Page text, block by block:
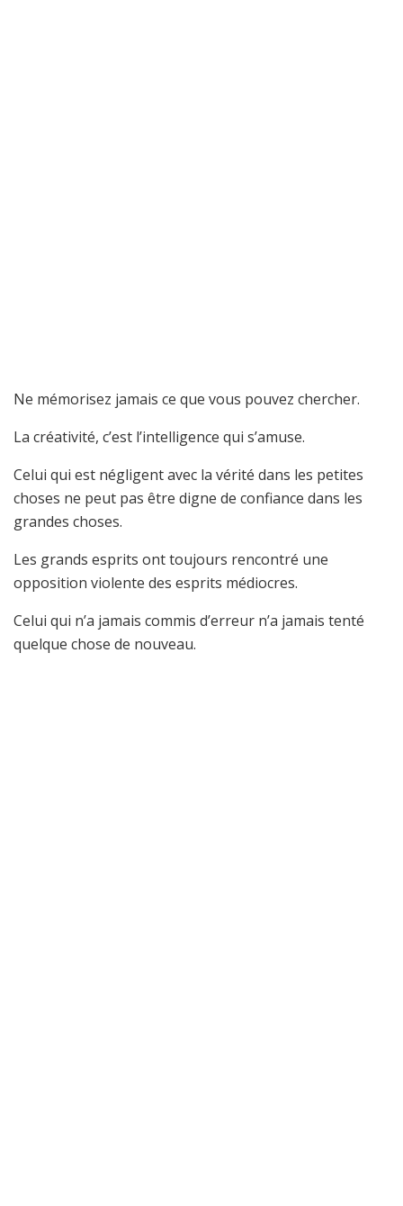
Ne mémorisez jamais ce que vous pouvez chercher.
La créativité, c’est l’intelligence qui s’amuse.
Celui qui est négligent avec la vérité dans les petites
choses ne peut pas être digne de confiance dans les
grandes choses.
Les grands esprits ont toujours rencontré une
opposition violente des esprits médiocres.
Celui qui n’a jamais commis d’erreur n’a jamais tenté
quelque chose de nouveau.